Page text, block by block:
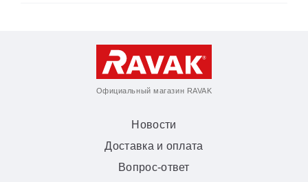
Официальный магазин RAVAK
Новости
Доставка и оплата
Вопрос-ответ